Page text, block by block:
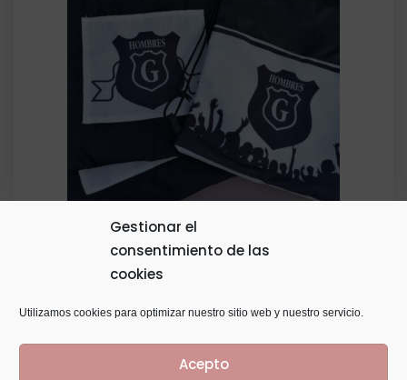
Gestionar el
consentimiento de las
cookies
Utilizamos cookies para optimizar nuestro sitio web y nuestro servicio.
Acepto
Bolsa Hidrofuga Cuerditas
precio
original
era:
precio
actual
es: